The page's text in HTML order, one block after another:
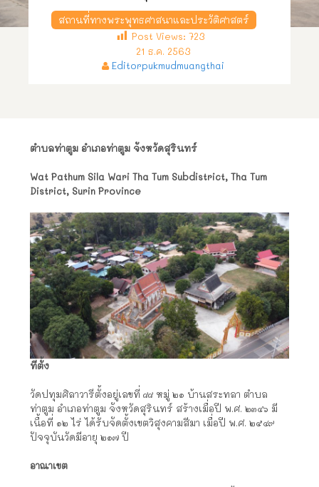
สถานที่ทางพระพุทธศาสนาและประวัติศาสตร์
Post Views: 723
21 ธ.ค. 2563
Editorpukmudmuangthai
ตำบลท่าตูม อำเภอท่าตูม จังหวัดสุรินทร์
Wat Pathum Sila Wari Tha Tum Subdistrict, Tha Tum
District, Surin Province
ที่ตั้ง
วัดปทุมศิลาวารีตั้งอยู่เลขที่ ๘๘ หมู่ ๒๑ บ้านสระทลา ตำบล
ท่าตูม อำเภอท่าตูม จังหวัดสุรินทร์ สร้างเมื่อปี พ.ศ. ๒๓๔๖ มี
เนื้อที่ ๑๒ ไร่ ได้รับจัดตั้งเขตวิสุงคามสีมา เมื่อปี พ.ศ. ๒๕๔๙
ปัจจุบันวัดมีอายุ ๒๑๗ ปี
อาณาเขต